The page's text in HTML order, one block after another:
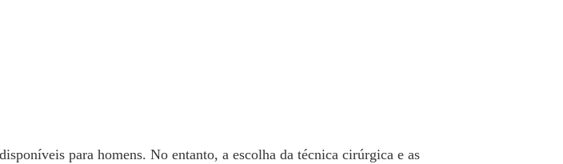
para homens. No entanto, a escolha da técnica cirúrgica e as